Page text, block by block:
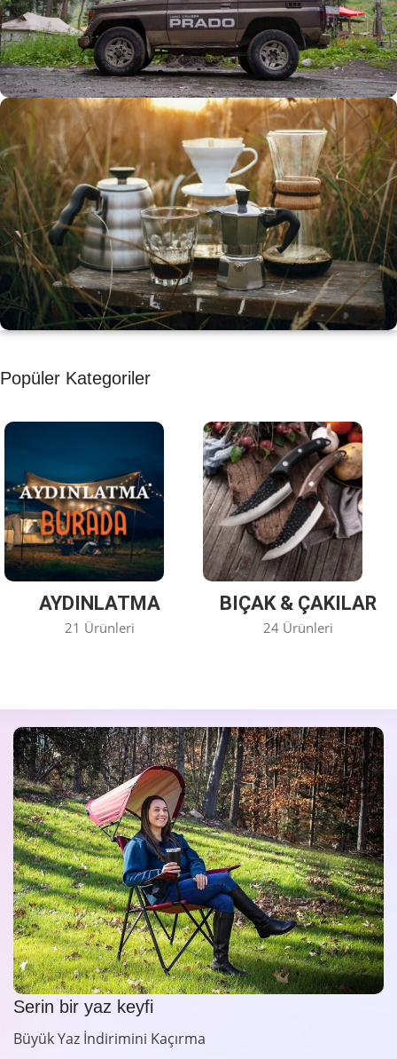
ARAÇ AKSESUARLARI
SATIŞ VE MONTAJ
Keşfet
KAHVE KEYFİ
Kahvemizi Denediniz mi ?
Keşfet
Popüler Kategoriler
AYDINLATMA
21 Ürünleri
BIÇAK & ÇAKILAR
24 Ürünleri
Serin bir yaz keyfi
Büyük Yaz İndirimini Kaçırma